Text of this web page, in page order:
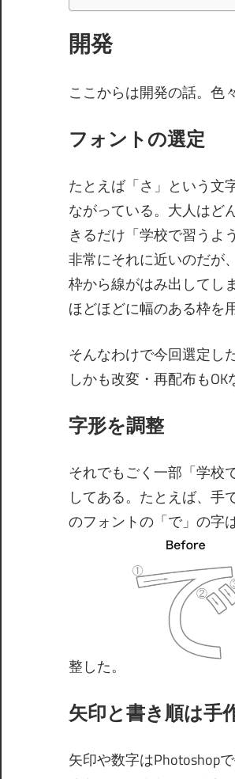
開発
ここからは開発の話。色
フォントの選定
たとえば「さ」という文
ながっている。大人はど
きるだけ「学校で習うよ
非常にそれに近いのだが
枠から線がはみ出してし
ほどほどに幅のある枠を
そんなわけで今回選定し
しかも改変・再配布もOK
字形を調整
それでもごく一部「学校
してある。たとえば、手
のフォントの「で」の字
整した。
矢印と書き順は手
矢印や数字はPhotoshop